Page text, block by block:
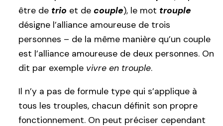
être de trio et de couple), le mot trouple
désigne l’alliance amoureuse de trois
personnes – de la même manière qu’un couple
est l’alliance amoureuse de deux personnes. On
dit par exemple vivre en trouple.
Il n’y a pas de formule type qui s’applique à
tous les trouples, chacun définit son propre
fonctionnement. On peut préciser cependant